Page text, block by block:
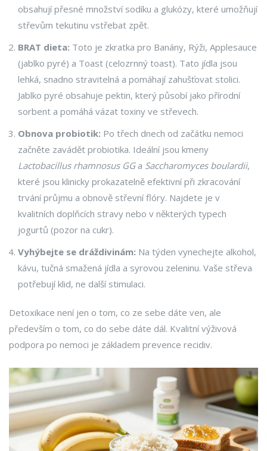
obsahují přesné množství sodíku a glukózy, které umožňují
střevům tekutinu vstřebat zpět.
BRAT dieta: Toto je zkratka pro Banány, Rýži, Applesauce
(jablko pyré) a Toast (celozrnný toast). Tato jídla jsou
lehká, snadno stravitelná a pomáhají zahušťovat stolici.
Jablko pyré obsahuje pektin, který působí jako přírodní
sorbent a pomáhá vázat toxiny ve střevech.
Obnova probiotik: Po třech dnech od začátku nemoci
začněte zavádět probiotika. Ideální jsou kmeny
Lactobacillus rhamnosus GGa Saccharomyces boulardii,
které jsou klinicky prokazatelně efektivní při zkracování
trvání průjmu a obnově střevní flóry. Najdete je v
kvalitních doplňcích stravy nebo v některých typech
jogurtů (pozor na cukr).
Vyhýbejte se dráždivinám: Na týden vynechejte alkohol,
kávu, tučná smažená jídla a syrovou zeleninu. Vaše střeva
potřebují klid, ne další stimulaci.
Detoxikace není jen o tom, co ze sebe dáte ven, ale
především o tom, co do sebe dáte dál. Kvalitní výživová
podpora po nemoci je základem prevence recidiv.